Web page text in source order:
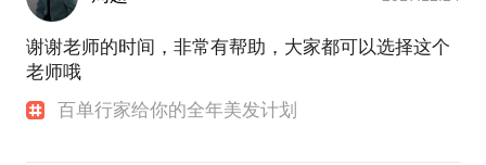
谢谢老师的时间，非常有帮助，大家都可以选择这个
老师哦
百单行家给你的全年美发计划